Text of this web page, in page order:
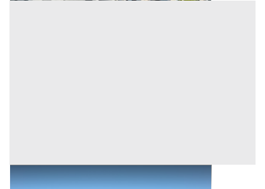
Abitazione di Tipo Civile all'asta a Padova